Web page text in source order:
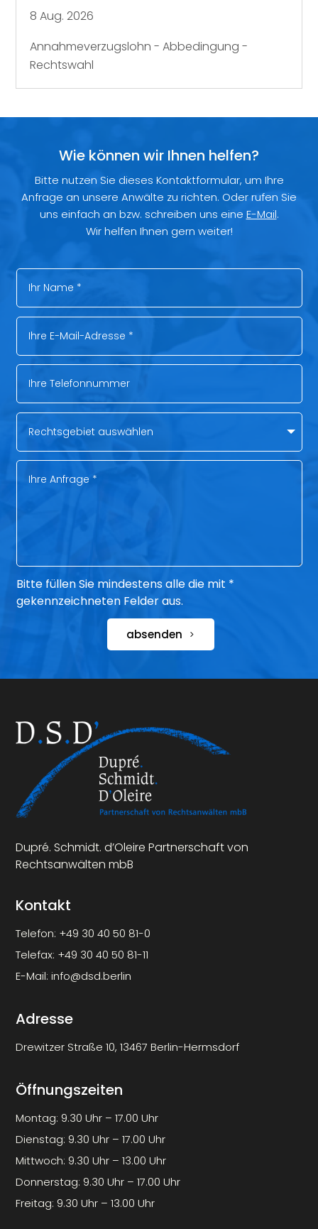
8 Aug. 2026
Annahmeverzugslohn - Abbedingung -
Rechtswahl
Wie können wir Ihnen helfen?
Bitte nutzen Sie dieses Kontaktformular, um Ihre
Anfrage an unsere Anwälte zu richten. Oder rufen Sie
uns einfach an bzw. schreiben uns eine E-Mail.
Wir helfen Ihnen gern weiter!
Bitte füllen Sie mindestens alle die mit *
gekennzeichneten Felder aus.
absenden
Dupré. Schmidt. d’Oleire Partnerschaft von
Rechtsanwälten mbB
Kontakt
Telefon: +49 30 40 50 81-0
Telefax: +49 30 40 50 81-11
E-Mail:info@dsd.berlin
Adresse
Drewitzer Straße 10, 13467 Berlin-Hermsdorf
Öffnungszeiten
Montag: 9.30 Uhr – 17.00 Uhr
Dienstag: 9.30 Uhr – 17.00 Uhr
Mittwoch: 9.30 Uhr – 13.00 Uhr
Donnerstag: 9.30 Uhr – 17.00 Uhr
Freitag: 9.30 Uhr – 13.00 Uhr